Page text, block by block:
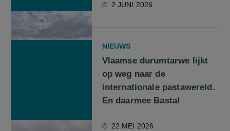
2 JUNI 2026
NIEUWS
Vlaamse durumtarwe lijkt
op weg naar de
internationale pastawereld.
En daarmee Basta!
22 MEI 2026